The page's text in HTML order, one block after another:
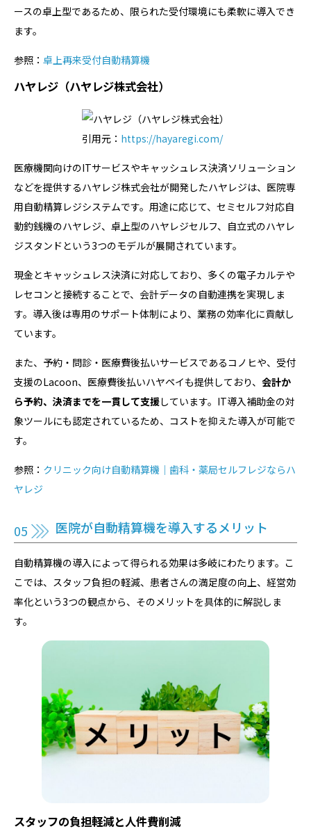
ースの卓上型であるため、限られた受付環境にも柔軟に導入でき
ます。
参照： 卓上再来受付自動精算機
ハヤレジ（ハヤレジ株式会社）
引用元： https://hayaregi.com/
医療機関向けのITサービスやキャッシュレス決済ソリューション
などを提供するハヤレジ株式会社が開発したハヤレジは、医院専
用自動精算レジシステムです。用途に応じて、セミセルフ対応自
動釣銭機のハヤレジ、卓上型のハヤレジセルフ、自立式のハヤレ
ジスタンドという3つのモデルが展開されています。
現金とキャッシュレス決済に対応しており、多くの電子カルテや
レセコンと接続することで、会計データの自動連携を実現しま
す。導入後は専用のサポート体制により、業務の効率化に貢献し
ています。
また、予約・問診・医療費後払いサービスであるコノヒや、受付
支援のLacoon、医療費後払いハヤペイも提供しており、 会計か
ら予約、決済までを一貫して支援しています。IT導入補助金の対
象ツールにも認定されているため、コストを抑えた導入が可能で
す。
参照： クリニック向け自動精算機｜歯科・薬局セルフレジならハ
ヤレジ
医院が自動精算機を導入するメリット
自動精算機の導入によって得られる効果は多岐にわたります。こ
こでは、スタッフ負担の軽減、患者さんの満足度の向上、経営効
率化という3つの観点から、そのメリットを具体的に解説しま
す。
スタッフの負担軽減と人件費削減